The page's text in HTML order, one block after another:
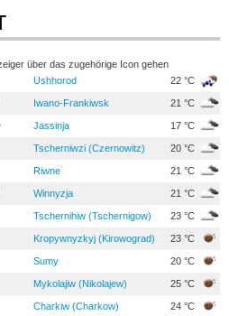
über das zugehörige Icon gehen
Ushhorod 22 °C
Iwano-Frankiwsk 21 °C
Jassinja 17 °C
Tscherniwzi (Czernowitz) 20 °C
Riwne 21 °C
Winnyzja 21 °C
Tschernihiw (Tschernigow) 23 °C
Kropywnyzkyj (Kirowograd) 23 °C
Sumy 20 °C
Mykolajiw (Nikolajew) 25 °C
Charkiw (Charkow) 24 °C